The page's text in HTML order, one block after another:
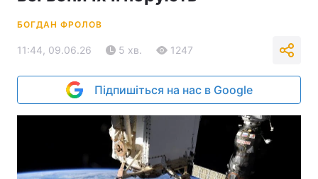
БОГДАН ФРОЛОВ
11:44, 09.06.26 5 хв. 1247
Підпишіться на нас в Google